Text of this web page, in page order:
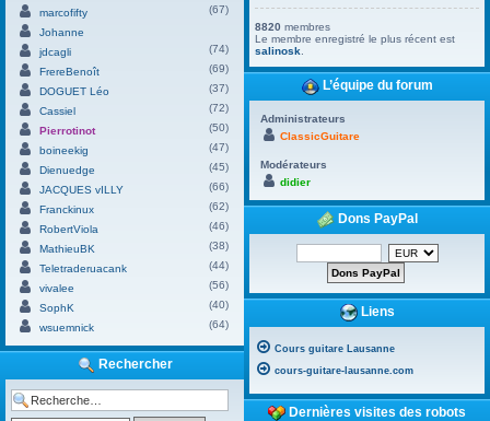
marcofifty
(67)
Johanne
jdcagli
(74)
FrereBenoît
(69)
DOGUET Léo
(37)
Cassiel
(72)
Pierrotinot
(50)
boineekig
(47)
Dienuedge
(45)
JACQUES vILLY
(66)
Franckinux
(62)
RobertViola
(46)
MathieuBK
(38)
Teletraderuacank
(44)
vivalee
(56)
SophK
(40)
wsuemnick
(64)
Rechercher
8820 membres
Le membre enregistré le plus récent est
salinosk
L’équipe du forum
Administrateurs
ClassicGuitare
Modérateurs
didier
Dons PayPal
Liens
Cours guitare Lausanne
cours-guitare-lausanne.com
Dernières visites des robots